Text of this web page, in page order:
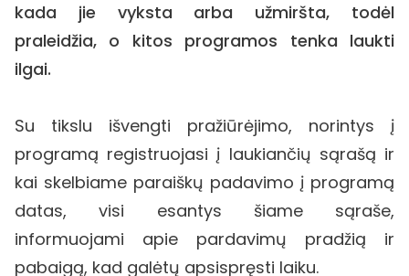
kada jie vyksta arba užmiršta, todėl
praleidžia, o kitos programos tenka laukti
ilgai.
Su tikslu išvengti pražiūrėjimo, norintys į
programą registruojasi į laukiančių sąrašą ir
kai skelbiame paraiškų padavimo į programą
datas, visi esantys šiame sąraše,
informuojami apie pardavimų pradžią ir
pabaigą, kad galėtų apsispręsti laiku.